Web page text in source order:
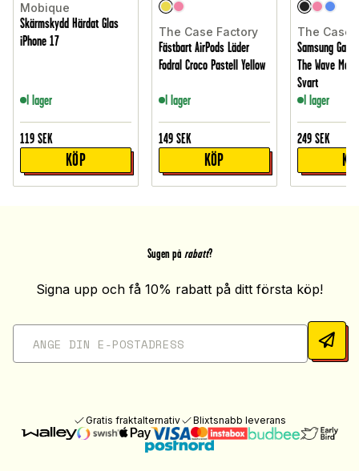
Mobique
Skärmskydd Härdat Glas
iPhone 17
I lager
119 SEK
KÖP
The Case Factory
Fästbart AirPods Läder
Fodral Croco Pastell Yellow
I lager
149 SEK
KÖP
The Case
Samsung
The Wave
Svart
I lager
249 SEK
Sugen på rabatt?
Signa upp och få 10% rabatt på ditt första köp!
Gratis fraktalternativ Blixtsnabb leverans